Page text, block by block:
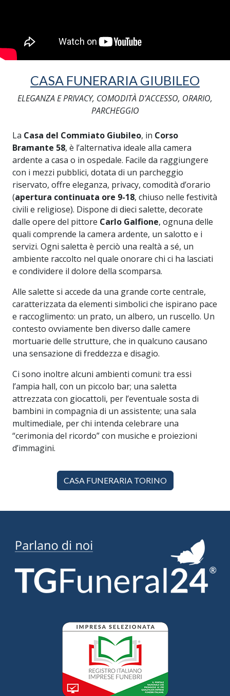
CASA FUNERARIA GIUBILEO
ELEGANZA E PRIVACY, COMODITÀ D’ACCESSO, ORARIO,
PARCHEGGIO
La Casa del Commiato Giubileo, in Corso
Bramante 58, è l’alternativa ideale alla camera
ardente a casa o in ospedale. Facile da raggiungere
con i mezzi pubblici, dotata di un parcheggio
riservato, offre eleganza, privacy, comodità d’orario
(apertura continuata ore 9-18, chiuso nelle festività
civili e religiose). Dispone di dieci salette, decorate
dalle opere del pittore Carlo Galfione, ognuna delle
quali comprende la camera ardente, un salotto e i
servizi. Ogni saletta è perciò una realtà a sé, un
ambiente raccolto nel quale onorare chi ci ha lasciati
e condividere il dolore della scomparsa.
Alle salette si accede da una grande corte centrale,
caratterizzata da elementi simbolici che ispirano pace
e raccoglimento: un prato, un albero, un ruscello. Un
contesto ovviamente ben diverso dalle camere
mortuarie delle strutture, che in qualcuno causano
una sensazione di freddezza e disagio.
Ci sono inoltre alcuni ambienti comuni: tra essi
l’ampia hall, con un piccolo bar; una saletta
attrezzata con giocattoli, per l’eventuale sosta di
bambini in compagnia di un assistente; una sala
multimediale, per chi intenda celebrare una
“cerimonia del ricordo” con musiche e proiezioni
d’immagini.
CASA FUNERARIA TORINO